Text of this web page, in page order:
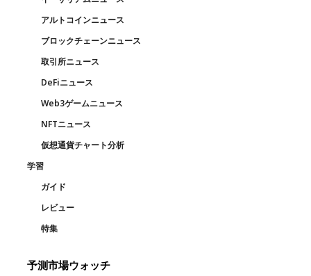
アルトコインニュース
ブロックチェーンニュース
取引所ニュース
DeFiニュース
Web3ゲームニュース
NFTニュース
仮想通貨チャート分析
学習
ガイド
レビュー
特集
予測市場ウォッチ